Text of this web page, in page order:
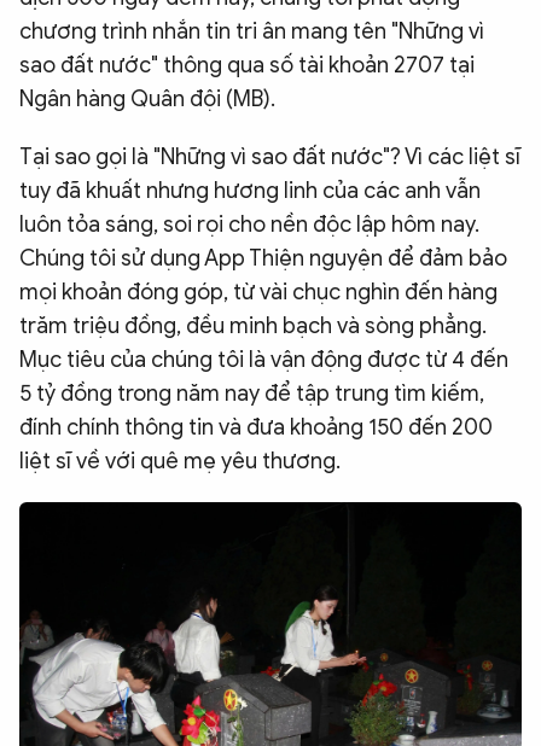
chương trình nhắn tin tri ân mang tên "Những vì
sao đất nước" thông qua số tài khoản 2707 tại
Ngân hàng Quân đội (MB).
Tại sao gọi là "Những vì sao đất nước"? Vì các liệt sĩ
tuy đã khuất nhưng hương linh của các anh vẫn
luôn tỏa sáng, soi rọi cho nền độc lập hôm nay.
Chúng tôi sử dụng App Thiện nguyện để đảm bảo
mọi khoản đóng góp, từ vài chục nghìn đến hàng
trăm triệu đồng, đều minh bạch và sòng phẳng.
Mục tiêu của chúng tôi là vận động được từ 4 đến
5 tỷ đồng trong năm nay để tập trung tìm kiếm,
đính chính thông tin và đưa khoảng 150 đến 200
liệt sĩ về với quê mẹ yêu thương.